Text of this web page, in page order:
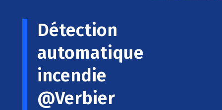
Détection
automatique
incendie
@Verbier